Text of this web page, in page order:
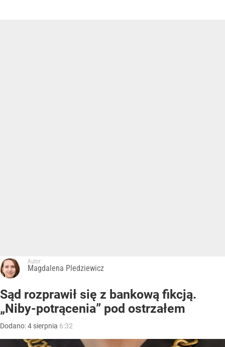
Autor:
Magdalena Pledziewicz
Sąd rozprawił się z bankową fikcją.
„Niby-potrącenia” pod ostrzałem
Dodano:4 sierpnia 6:32